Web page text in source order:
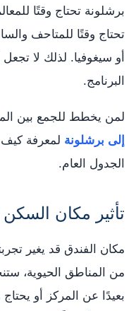
برشلونة تحتاج وقتًا
تحتاج وقتًا للمتاحف
أو سيغوفيا. لذلك لا
البرنامج.
لمن يخطط للجمع بين
إلى برشلونة لمعرفة كيف
الجدول العام.
تأثير مكان
مكان الفندق قد يغير
من المناطق الحيوية،
بعيدًا عن المركز أو